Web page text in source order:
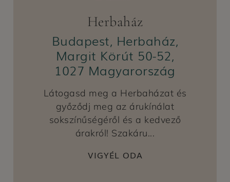
Herbaház
Budapest, Herbaház,
Margit Körút 50-52,
1027 Magyarország
Látogasd meg a Herbaházat és
győződj meg az árukínálat
sokszínűségéről és a kedvező
árakról! Szakáru...
VIGYÉL ODA